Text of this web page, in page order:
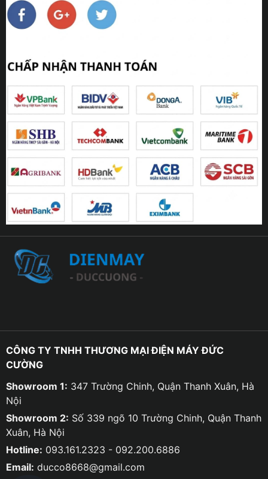
CÔNG TY TNHH THƯƠNG MẠI ĐIỆN MÁY ĐỨC
CƯỜNG
Showroom 1: 347 Trường Chinh, Quận Thanh Xuân, Hà
Nội
Showroom 2: Số 339 ngõ 10 Trường Chinh, Quận Thanh
Xuân, Hà Nội
Hotline: 093.161.2323 - 092.200.6886
Email: ducco8668@gmail.com